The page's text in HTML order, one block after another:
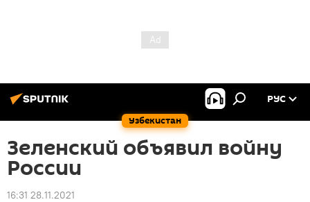
Узбекистан
РУС
Зеленский объявил войну
России
16:31 28.11.2021